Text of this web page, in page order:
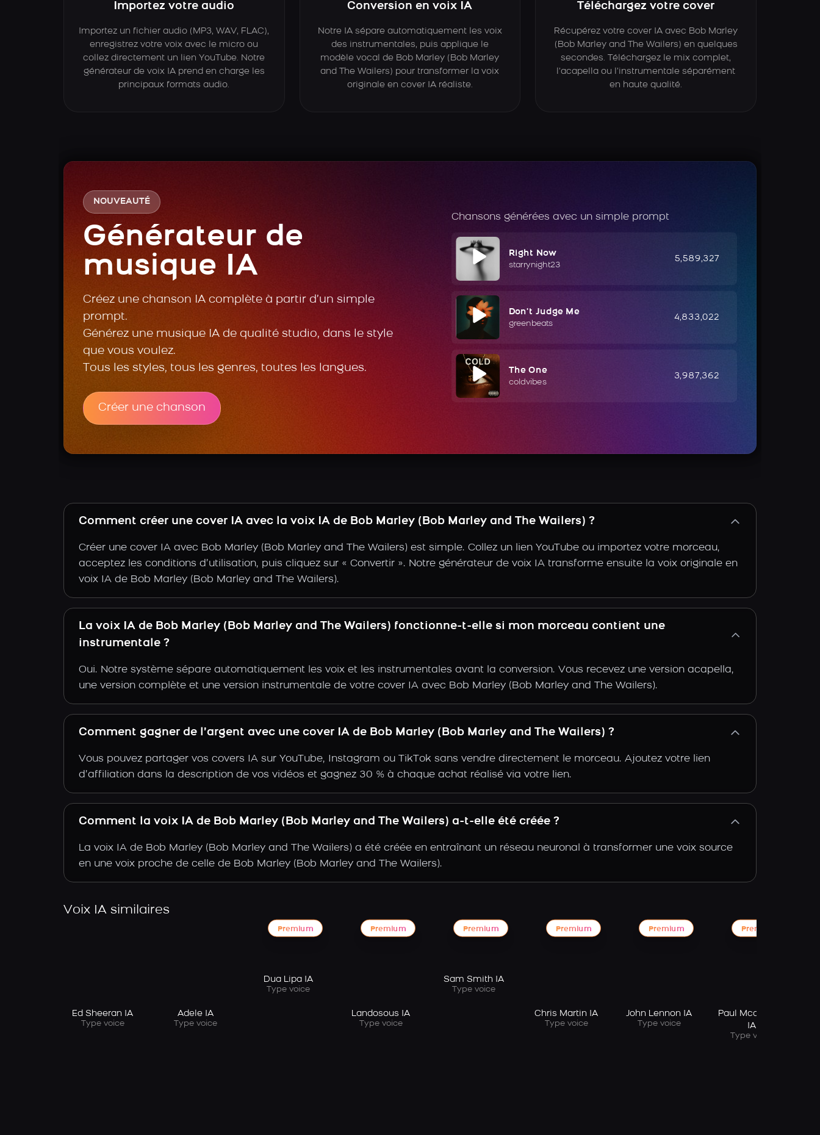
Importez votre audio
Importez un fichier audio (MP3, WAV, FLAC),
enregistrez votre voix avec le micro ou
collez directement un lien YouTube. Notre
générateur de voix IA prend en charge les
principaux formats audio.
Conversion en voix IA
Notre IA sépare automatiquement les voix
des instrumentales, puis applique le
modèle vocal de Bob Marley (Bob Marley
and The Wailers) pour transformer la voix
originale en cover IA réaliste.
Téléchargez votre cover
Récupérez votre cover IA avec Bob Marley
(Bob Marley and The Wailers) en quelques
secondes. Téléchargez le mix complet,
l’acapella ou l’instrumentale séparément
en haute qualité.
NOUVEAUTÉ
Générateur de
musique IA
Créez une chanson IA complète à partir d’un simple
prompt.
Générez une musique IA de qualité studio, dans le style
que vous voulez.
Tous les styles, tous les genres, toutes les langues.
Créer une chanson
Chansons générées avec un simple prompt
Right Now
starrynight23
5,589,327
Don't Judge Me
greenbeats
4,833,022
The One
coldvibes
3,987,362
Comment créer une cover IA avec la voix IA de Bob Marley (Bob Marley and The Wailers) ?
Créer une cover IA avec Bob Marley (Bob Marley and The Wailers) est simple. Collez un lien YouTube ou importez votre morceau,
acceptez les conditions d’utilisation, puis cliquez sur « Convertir ». Notre générateur de voix IA transforme ensuite la voix originale en
voix IA de Bob Marley (Bob Marley and The Wailers).
La voix IA de Bob Marley (Bob Marley and The Wailers) fonctionne-t-elle si mon morceau contient une
instrumentale ?
Oui. Notre système sépare automatiquement les voix et les instrumentales avant la conversion. Vous recevez une version acapella,
une version complète et une version instrumentale de votre cover IA avec Bob Marley (Bob Marley and The Wailers).
Comment gagner de l’argent avec une cover IA de Bob Marley (Bob Marley and The Wailers) ?
Vous pouvez partager vos covers IA sur YouTube, Instagram ou TikTok sans vendre directement le morceau. Ajoutez votre lien
d’affiliation dans la description de vos vidéos et gagnez 30 % à chaque achat réalisé via votre lien.
Comment la voix IA de Bob Marley (Bob Marley and The Wailers) a-t-elle été créée ?
La voix IA de Bob Marley (Bob Marley and The Wailers) a été créée en entraînant un réseau neuronal à transformer une voix source
en une voix proche de celle de Bob Marley (Bob Marley and The Wailers).
Voix IA similaires
Ed Sheeran IA
Type voice
Adele IA
Type voice
Premium
Dua Lipa IA
Type voice
Premium
Landosous IA
Type voice
Premium
Sam Smith IA
Type voice
Premium
Chris Martin IA
Type voice
Premium
John Lennon IA
Type voice
Premium
Paul Mccartney
IA
Type voice